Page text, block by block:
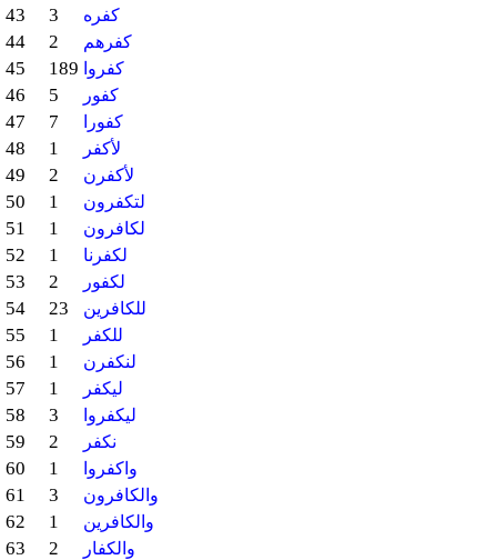
43 3 كفره
44 2 كفرهم
45 189 كفروا
46 5 كفور
47 7 كفورا
48 1 لأكفر
49 2 لأكفرن
50 1 لتكفرون
51 1 لكافرون
52 1 لكفرنا
53 2 لكفور
54 23 للكافرين
55 1 للكفر
56 1 لنكفرن
57 1 ليكفر
58 3 ليكفروا
59 2 نكفر
60 1 واكفروا
61 3 والكافرون
62 1 والكافرين
63 2 والكفار